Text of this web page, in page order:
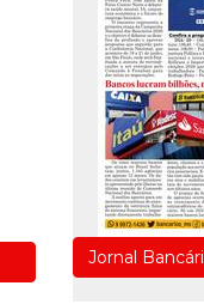
Jornal